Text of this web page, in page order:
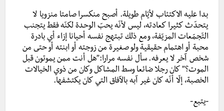
بدا عليه الاكتئاب لأيّام طويلة. أصبح منكسرا صامتا منزويا لا
يتحدّث كثيرا كعادته، ليس لأنّه يحبّ الوحدة لكنّه فقط يتجنب
التّجمّعات المزيّفة، ومع ذلك تبتهج نفسه أحيانا إزاء أي بادرة
محبة أو اهتمام حقيقية ولو صغيرة من زوجته أو ابنته أو حتى من
شخص آخر لا يعرفه. سأل نفسه مرارا:”هل أنت ممن يموتون قبل
الموت؟” كان رجلا ضائعا وسط المشاكل وكان من ذوي الخيالات
الخصبة، إلّا أنّه كان غير آبه بالآفاق التي كان يكتشفها.
-يتبع-